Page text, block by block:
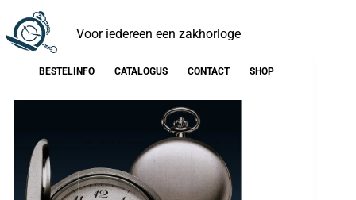
Voor iedereen een zakhorloge
BESTELINFO CATALOGUS CONTACT SHOP